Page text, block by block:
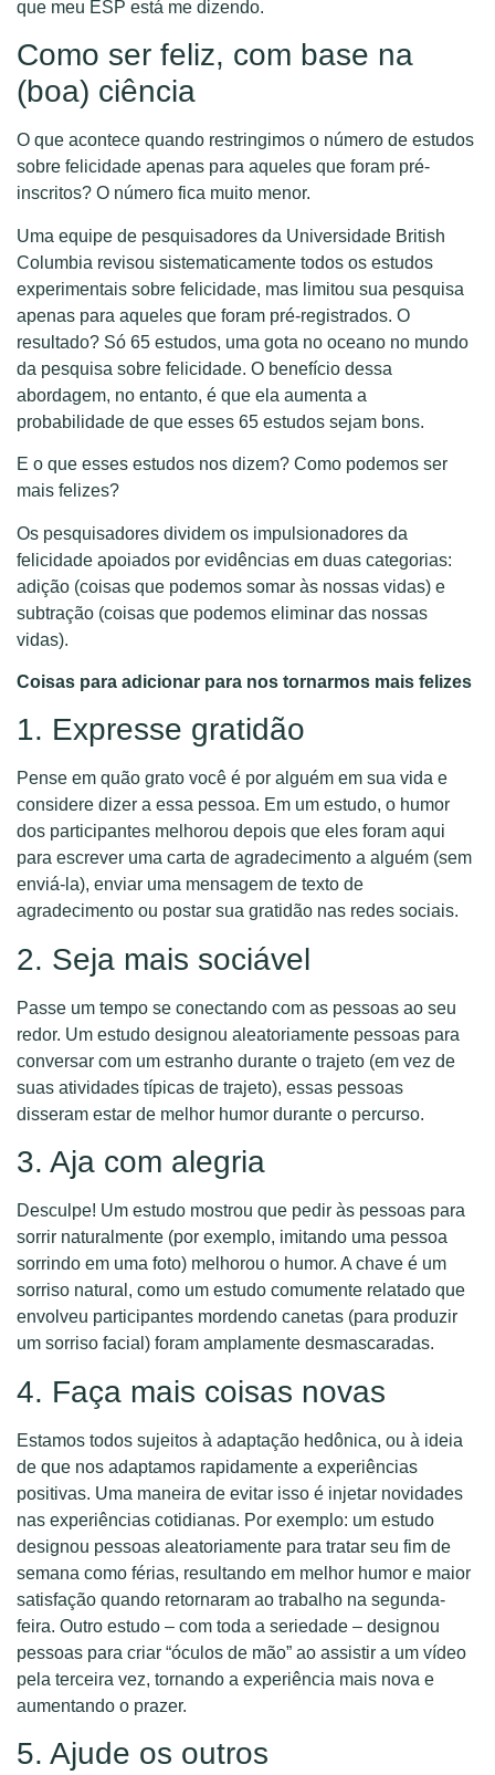
que meu ESP está me dizendo.
Como ser feliz, com base na
(boa) ciência
O que acontece quando restringimos o número de estudos
sobre felicidade apenas para aqueles que foram pré-
inscritos? O número fica muito menor.
Uma equipe de pesquisadores da Universidade British
Columbia revisou sistematicamente todos os estudos
experimentais sobre felicidade, mas limitou sua pesquisa
apenas para aqueles que foram pré-registrados. O
resultado? Só 65 estudos, uma gota no oceano no mundo
da pesquisa sobre felicidade. O benefício dessa
abordagem, no entanto, é que ela aumenta a
probabilidade de que esses 65 estudos sejam bons.
E o que esses estudos nos dizem? Como podemos ser
mais felizes?
Os pesquisadores dividem os impulsionadores da
felicidade apoiados por evidências em duas categorias:
adição (coisas que podemos somar às nossas vidas) e
subtração (coisas que podemos eliminar das nossas
vidas).
Coisas para adicionar para nos tornarmos mais felizes
1. Expresse gratidão
Pense em quão grato você é por alguém em sua vida e
considere dizer a essa pessoa. Em um estudo, o humor
dos participantes melhorou depois que eles foram aqui
para escrever uma carta de agradecimento a alguém (sem
enviá-la), enviar uma mensagem de texto de
agradecimento ou postar sua gratidão nas redes sociais.
2. Seja mais sociável
Passe um tempo se conectando com as pessoas ao seu
redor. Um estudo designou aleatoriamente pessoas para
conversar com um estranho durante o trajeto (em vez de
suas atividades típicas de trajeto), essas pessoas
disseram estar de melhor humor durante o percurso.
3. Aja com alegria
Desculpe! Um estudo mostrou que pedir às pessoas para
sorrir naturalmente (por exemplo, imitando uma pessoa
sorrindo em uma foto) melhorou o humor. A chave é um
sorriso natural, como um estudo comumente relatado que
envolveu participantes mordendo canetas (para produzir
um sorriso facial) foram amplamente desmascaradas.
4. Faça mais coisas novas
Estamos todos sujeitos à adaptação hedônica, ou à ideia
de que nos adaptamos rapidamente a experiências
positivas. Uma maneira de evitar isso é injetar novidades
nas experiências cotidianas. Por exemplo: um estudo
designou pessoas aleatoriamente para tratar seu fim de
semana como férias, resultando em melhor humor e maior
satisfação quando retornaram ao trabalho na segunda-
feira. Outro estudo – com toda a seriedade – designou
pessoas para criar “óculos de mão” ao assistir a um vídeo
pela terceira vez, tornando a experiência mais nova e
aumentando o prazer.
5. Ajude os outros